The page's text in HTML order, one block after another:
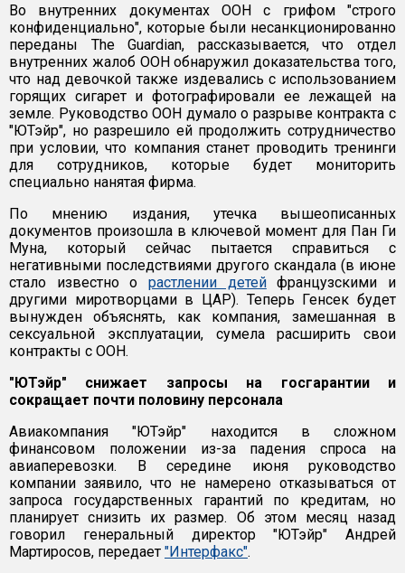
Во внутренних документах ООН с грифом "строго
конфиденциально", которые были несанкционированно
переданы The Guardian, рассказывается, что отдел
внутренних жалоб ООН обнаружил доказательства того,
что над девочкой также издевались с использованием
горящих сигарет и фотографировали ее лежащей на
земле. Руководство ООН думало о разрыве контракта с
"ЮТэйр", но разрешило ей продолжить сотрудничество
при условии, что компания станет проводить тренинги
для сотрудников, которые будет мониторить
специально нанятая фирма.
По мнению издания, утечка вышеописанных
документов произошла в ключевой момент для Пан Ги
Муна, который сейчас пытается справиться с
негативными последствиями другого скандала (в июне
стало известно о растлении детейфранцузскими и
другими миротворцами в ЦАР). Теперь Генсек будет
вынужден объяснять, как компания, замешанная в
сексуальной эксплуатации, сумела расширить свои
контракты с ООН.
"ЮТэйр" снижает запросы на госгарантии и
сокращает почти половину персонала
Авиакомпания "ЮТэйр" находится в сложном
финансовом положении из-за падения спроса на
авиаперевозки. В середине июня руководство
компании заявило, что не намерено отказываться от
запроса государственных гарантий по кредитам, но
планирует снизить их размер. Об этом месяц назад
говорил генеральный директор "ЮТэйр" Андрей
Мартиросов, передает "Интерфакс".